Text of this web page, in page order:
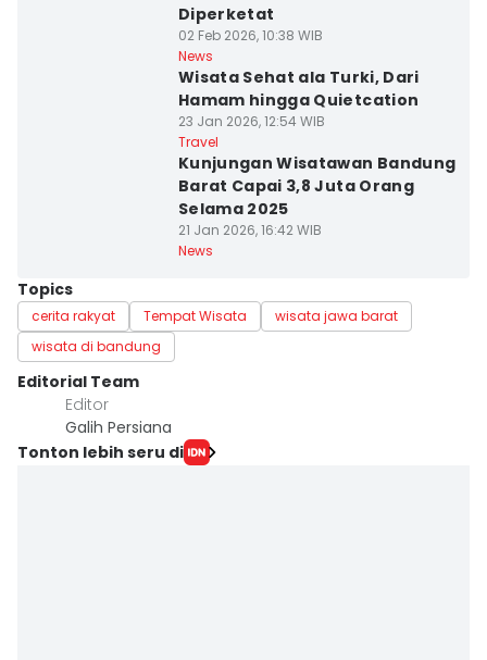
Diperketat
02 Feb 2026, 10:38 WIB
News
Wisata Sehat ala Turki, Dari
Hamam hingga Quietcation
23 Jan 2026, 12:54 WIB
Travel
Kunjungan Wisatawan Bandung
Barat Capai 3,8 Juta Orang
Selama 2025
21 Jan 2026, 16:42 WIB
News
Topics
cerita rakyat Tempat Wisata
wisata jawa barat
wisata di bandung
Editorial Team
Editor
Galih Persiana
Tonton lebih seru di